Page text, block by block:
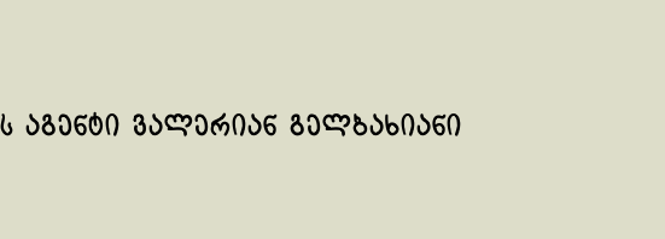
აგენტი ვალერიან გელბახიანი